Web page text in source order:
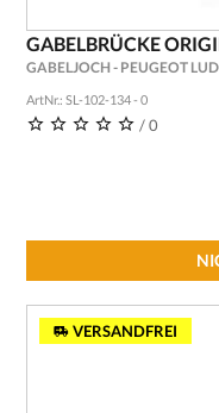
GABELBRÜCKE
GABELJOCH - PEUGEOT
ArtNr.: SL-102-134 - 0
/ 0
VERSANDFREI